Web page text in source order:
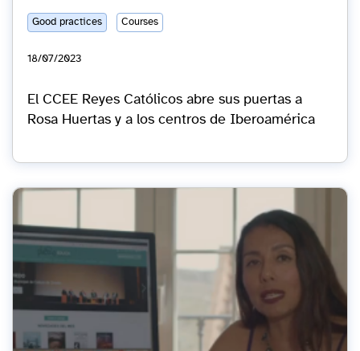
18/07/2023
Good practices Courses
El CCEE Reyes Católicos abre sus puertas a
Rosa Huertas y a los centros de Iberoamérica